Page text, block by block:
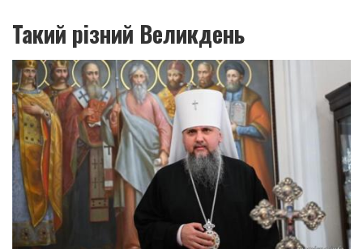
Такий різний Великдень